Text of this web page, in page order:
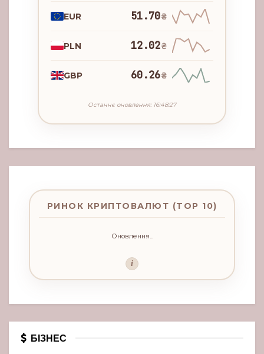
EUR 51.70₴
PLN 12.02₴
GBP 60.26₴
Останнє оновлення: 16:48:27
РИНОК КРИПТОВАЛЮТ (TOP 10)
Оновлення...
i
БІЗНЕС